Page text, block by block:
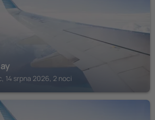
14 srpna 2026, 2 noci